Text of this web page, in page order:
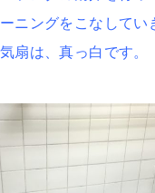
ニングをこなしてい
扇は、真っ白です。